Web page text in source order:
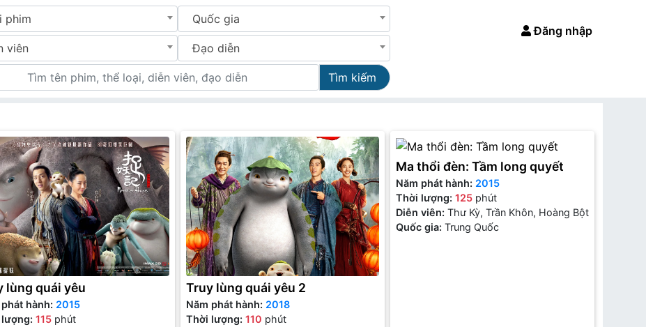
phim Quốc gia
viên Đạo diễn
Tìm kiếm
Đăng nhập
lùng quái yêu
hành: 2015
115 phút
Truy lùng quái yêu 2
Năm phát hành: 2018
Thời lượng: 110 phút
Ma thổi đèn: Tầm long quyết
Năm phát hành: 2015
Thời lượng: 125 phút
Diễn viên: Thư Kỳ, Trần Khôn, Hoàng Bột
Quốc gia: Trung Quốc